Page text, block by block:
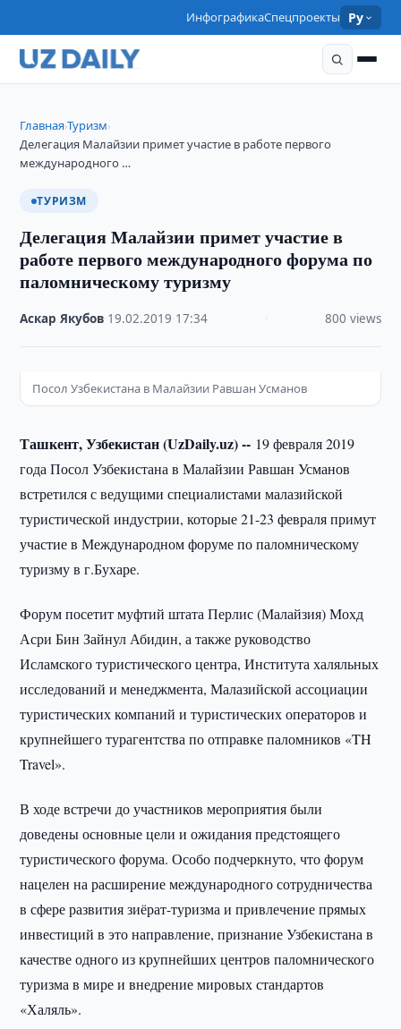
ИнфографикаСпецпроекты Ру
Главная›Туризм›
Делегация Малайзии примет участие в работе первого
международного …
ТУРИЗМ
Делегация Малайзии примет участие в
работе первого международного форума по
паломническому туризму
Аскар Якубов 19.02.2019 17:34 800 views
Посол Узбекистана в Малайзии Равшан Усманов
Ташкент, Узбекистан (UzDaily.uz) -- 19 февраля 2019
года Посол Узбекистана в Малайзии Равшан Усманов
встретился с ведущими специалистами малазийской
туристической индустрии, которые 21-23 февраля примут
участие в Международном форуме по паломническому
туризму в г.Бухаре.
Форум посетит муфтий штата Перлис (Малайзия) Мохд
Асри Бин Зайнул Абидин, а также руководство
Исламского туристического центра, Института халяльных
исследований и менеджмента, Малазийской ассоциации
туристических компаний и туристических операторов и
крупнейшего турагентства по отправке паломников «TH
Travel».
В ходе встречи до участников мероприятия были
доведены основные цели и ожидания предстоящего
туристического форума. Особо подчеркнуто, что форум
нацелен на расширение международного сотрудничества
в сфере развития зиёрат-туризма и привлечение прямых
инвестиций в это направление, признание Узбекистана в
качестве одного из крупнейших центров паломнического
туризма в мире и внедрение мировых стандартов
«Халяль».